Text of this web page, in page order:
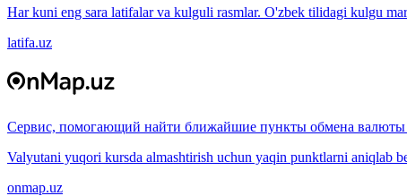
Har kuni eng sara latifalar va kulguli rasmlar. O'zbek tilidagi kulgu
latifa.uz
Сервис, помогающий найти ближайшие пункты обмена
Valyutani yuqori kursda almashtirish uchun yaqin punktlarni aniqlab
onmap.uz